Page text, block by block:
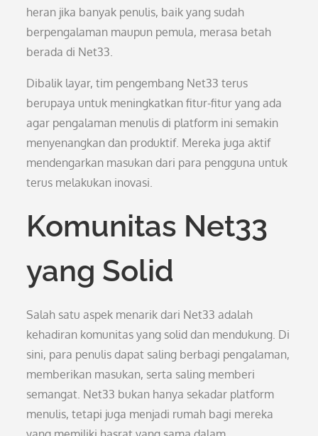
heran jika banyak penulis, baik yang sudah
berpengalaman maupun pemula, merasa betah
berada di Net33.
Dibalik layar, tim pengembang Net33 terus
berupaya untuk meningkatkan fitur-fitur yang ada
agar pengalaman menulis di platform ini semakin
menyenangkan dan produktif. Mereka juga aktif
mendengarkan masukan dari para pengguna untuk
terus melakukan inovasi.
Komunitas Net33
yang Solid
Salah satu aspek menarik dari Net33 adalah
kehadiran komunitas yang solid dan mendukung. Di
sini, para penulis dapat saling berbagi pengalaman,
memberikan masukan, serta saling memberi
semangat. Net33 bukan hanya sekadar platform
menulis, tetapi juga menjadi rumah bagi mereka